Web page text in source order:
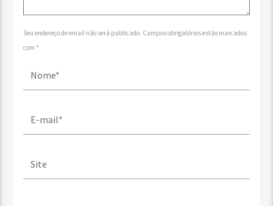
Seu endereço de email não será publicado. Campos obrigatórios estão marcados
com *